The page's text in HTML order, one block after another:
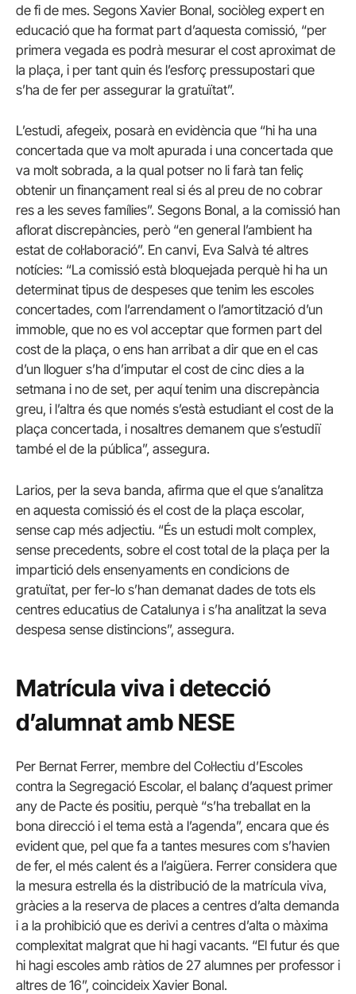
de fi de mes. Segons Xavier Bonal, sociòleg expert en
educació que ha format part d’aquesta comissió, “per
primera vegada es podrà mesurar el cost aproximat de
la plaça, i per tant quin és l’esforç pressupostari que
s’ha de fer per assegurar la gratuïtat”.
L’estudi, afegeix, posarà en evidència que “hi ha una
concertada que va molt apurada i una concertada que
va molt sobrada, a la qual potser no li farà tan feliç
obtenir un finançament real si és al preu de no cobrar
res a les seves famílies”. Segons Bonal, a la comissió han
aflorat discrepàncies, però “en general l’ambient ha
estat de col·laboració”. En canvi, Eva Salvà té altres
notícies: “La comissió està bloquejada perquè hi ha un
determinat tipus de despeses que tenim les escoles
concertades, com l’arrendament o l’amortització d’un
immoble, que no es vol acceptar que formen part del
cost de la plaça, o ens han arribat a dir que en el cas
d’un lloguer s’ha d’imputar el cost de cinc dies a la
setmana i no de set, per aquí tenim una discrepància
greu, i l’altra és que només s’està estudiant el cost de la
plaça concertada, i nosaltres demanem que s’estudiï
també el de la pública”, assegura.
Larios, per la seva banda, afirma que el que s’analitza
en aquesta comissió és el cost de la plaça escolar,
sense cap més adjectiu. “És un estudi molt complex,
sense precedents, sobre el cost total de la plaça per la
impartició dels ensenyaments en condicions de
gratuïtat, per fer-lo s’han demanat dades de tots els
centres educatius de Catalunya i s’ha analitzat la seva
despesa sense distincions”, assegura.
Matrícula viva i detecció
d’alumnat amb NESE
Per Bernat Ferrer, membre del Col·lectiu d’Escoles
contra la Segregació Escolar, el balanç d’aquest primer
any de Pacte és positiu, perquè “s’ha treballat en la
bona direcció i el tema està a l’agenda”, encara que és
evident que, pel que fa a tantes mesures com s’havien
de fer, el més calent és a l’aigüera. Ferrer considera que
la mesura estrella és la distribució de la matrícula viva,
gràcies a la reserva de places a centres d’alta demanda
i a la prohibició que es derivi a centres d’alta o màxima
complexitat malgrat que hi hagi vacants. “El futur és que
hi hagi escoles amb ràtios de 27 alumnes per professor i
altres de 16”, coincideix Xavier Bonal.